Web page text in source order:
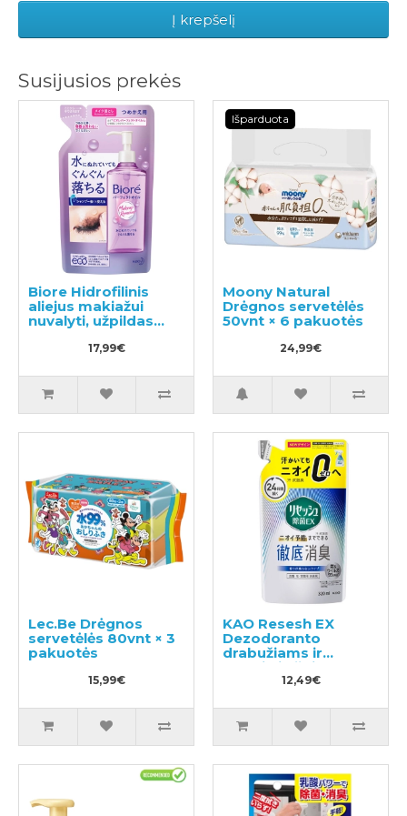
Į krepšelį
Susijusios prekės
Biore Hidrofilinis
aliejus makiažui
nuvalyti, užpildas
17,99€
Išparduota
Moony Natural
Drėgnos servetėlės
50vnt × 6 pakuotės
24,99€
Lec.Be Drėgnos
servetėlės 80vnt × 3
pakuotės
15,99€
KAO Resesh EX
Dezodoranto
drabužiams ir
tekstilei užpildas
12,49€